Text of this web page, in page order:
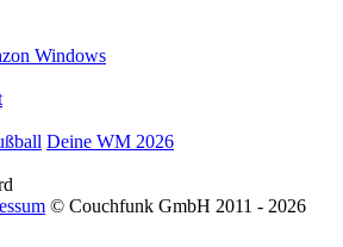
Windows
Deine WM 2026
© Couchfunk GmbH 2011 - 2026